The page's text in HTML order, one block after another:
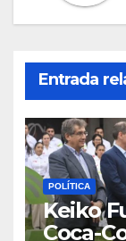
Entrada
POLÍTICA
Keiko
Coca-